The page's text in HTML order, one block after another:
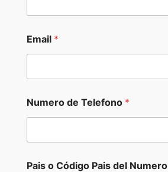
Email *
Numero de Telefono *
Pais o Código Pais del Numero